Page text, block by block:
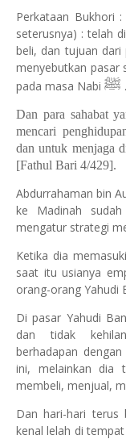
Perkataan Bukhori
seterusnya) : telah
beli, dan tujuan dari
menyebutkan pasar
pada masa Nabi ﷺ .
Dan para sahabat
mencari
dan untuk menjaga
[Fathul Bari 4/429].
Abdurrahaman bin
ke Madinah
mengatur strategi
Ketika dia
saat itu usianya
orang-orang Yahudi
Di pasar Yahudi
dan tidak
berhadapan
ini, melainkan dia
membeli, menjual,
Dan hari-hari terus
kenal lelah di